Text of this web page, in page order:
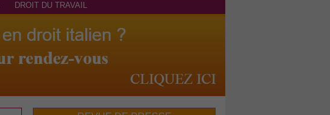
DROIT DU TRAVAIL